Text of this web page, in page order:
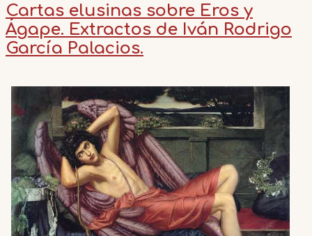
Cartas elusinas sobre Eros y
Ágape. Extractos de Iván Rodrigo
García Palacios.